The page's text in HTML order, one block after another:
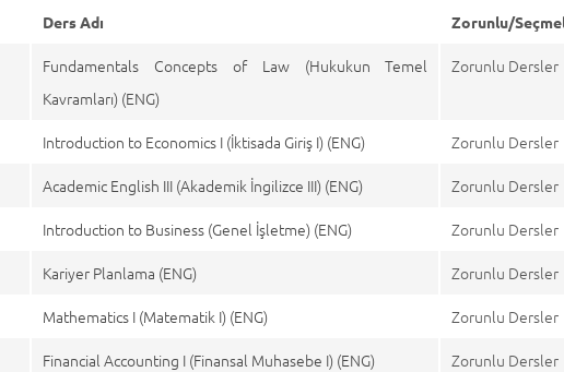
Ders Adı Zorunlu/
Fundamentals Concepts of Law (Hukukun Temel
Kavramları) (ENG)
Zorunlu Dersler
Introduction to Economics I (İktisada Giriş I) (ENG) Zorunlu Dersler
Academic English III (Akademik İngilizce III) (ENG) Zorunlu Dersler
Introduction to Business (Genel İşletme) (ENG) Zorunlu Dersler
Kariyer Planlama (ENG) Zorunlu Dersler
Mathematics I (Matematik I) (ENG) Zorunlu Dersler
Financial Accounting I (Finansal Muhasebe I) (ENG) Zorunlu Dersler